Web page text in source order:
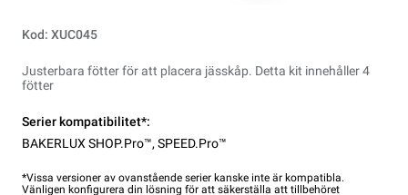
Kod: XUC045
Justerbara fötter för att placera jässkåp. Detta kit innehåller 4
fötter
Serier kompatibilitet*:
BAKERLUX SHOP.Pro™, SPEED.Pro™
*Vissa versioner av ovanstående serier kanske inte är kompatibla.
Vänligen konfigurera din lösning för att säkerställa att tillbehöret